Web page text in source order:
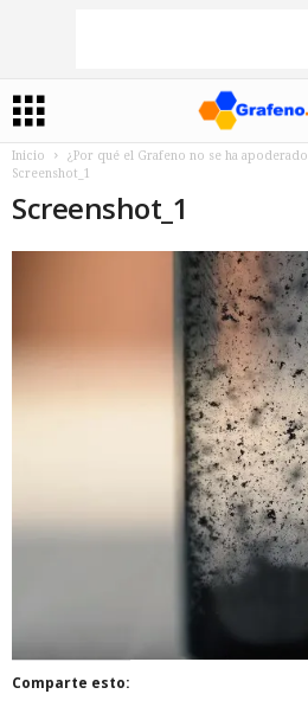
Inicio
¿Por qué el Grafeno no se ha
Screenshot_1
Screenshot_1
Comparte esto: